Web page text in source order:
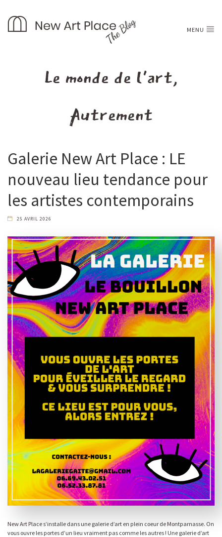
MENU
Le monde de l'art,
Autrement
Galerie New Art Place : LE
nouveau lieu tendance pour
les artistes contemporains
25 AVRIL 2026
New Art Place s’installe dans une galerie d’art en plein coeur de Montparnasse. On
vous ouvre les portes d’un lieu vraiment pas comme les autres ! Une galerie d’art